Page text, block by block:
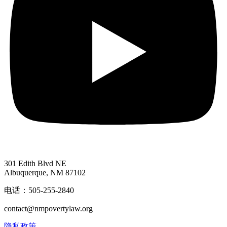
301 Edith Blvd NE
Albuquerque, NM 87102
电话：505-255-2840
contact@nmpovertylaw.org